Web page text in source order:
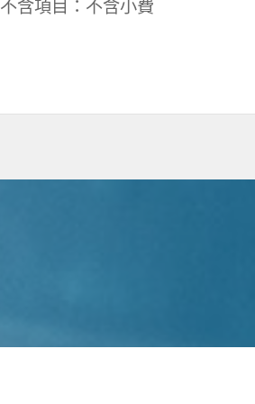
不含項目：不含小費